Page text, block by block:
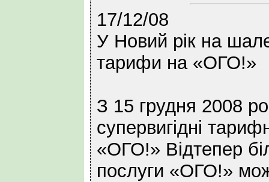
17/12/08
У Новий рік на
тарифи на «ОГО!»
З 15 грудня 2008
супервигідні
«ОГО!» Відтепер
послуги «ОГО!»